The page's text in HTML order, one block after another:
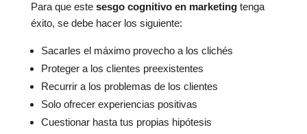
Para que este sesgo cognitivo en marketingtenga
éxito, se debe hacer los siguiente:
Sacarles el máximo provecho a los clichés
Proteger a los clientes preexistentes
Recurrir a los problemas de los clientes
Solo ofrecer experiencias positivas
Cuestionar hasta tus propias hipótesis